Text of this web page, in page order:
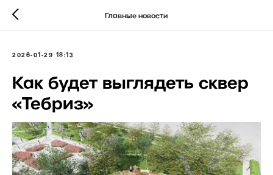
Главные новости
2026-01-29 18:13
Как будет выглядеть сквер
«Тебриз»